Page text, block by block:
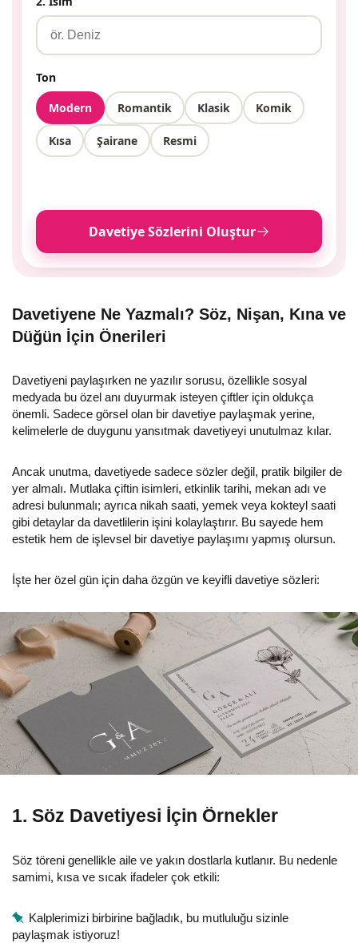
Ton
Modern
Romantik Klasik Komik
Kısa Şairane Resmi
Davetiye Sözlerini Oluştur
Davetiyene Ne Yazmalı? Söz, Nişan, Kına ve
Düğün İçin Önerileri
Davetiyeni paylaşırken ne yazılır sorusu, özellikle sosyal
medyada bu özel anı duyurmak isteyen çiftler için oldukça
önemli. Sadece görsel olan bir davetiye paylaşmak yerine,
kelimelerle de duygunu yansıtmak davetiyeyi unutulmaz kılar.
Ancak unutma, davetiyede sadece sözler değil, pratik bilgiler de
yer almalı. Mutlaka çiftin isimleri, etkinlik tarihi, mekan adı ve
adresi bulunmalı; ayrıca nikah saati, yemek veya kokteyl saati
gibi detaylar da davetlilerin işini kolaylaştırır. Bu sayede hem
estetik hem de işlevsel bir davetiye paylaşımı yapmış olursun.
İşte her özel gün için daha özgün ve keyifli davetiye sözleri:
1. Söz Davetiyesi İçin Örnekler
Söz töreni genellikle aile ve yakın dostlarla kutlanır. Bu nedenle
samimi, kısa ve sıcak ifadeler çok etkili:
Kalplerimizi birbirine bağladık, bu mutluluğu sizinle
paylaşmak istiyoruz!